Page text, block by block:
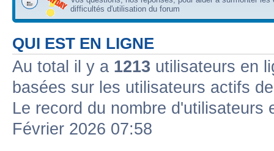
difficultés d'utilisation du forum
QUI EST EN LIGNE
Au total il y a 1213 utilisateurs en
basées sur les utilisateurs actifs
Le record du nombre d'utilisateurs
Février 2026 07:58